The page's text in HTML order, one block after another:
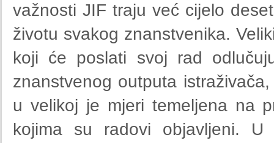
važnosti JIF traju već cijelo
životu svakog znanstvenika.
koji će poslati svoj rad
znanstvenog outputa
u velikoj je mjeri temeljena na
kojima su radovi objavljeni.